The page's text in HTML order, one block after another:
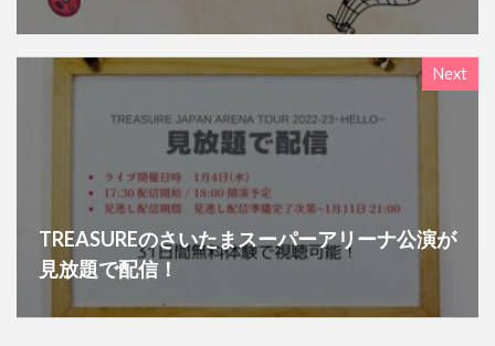
Next
TREASUREのさいたまスーパーアリーナ公演が
見放題で配信！